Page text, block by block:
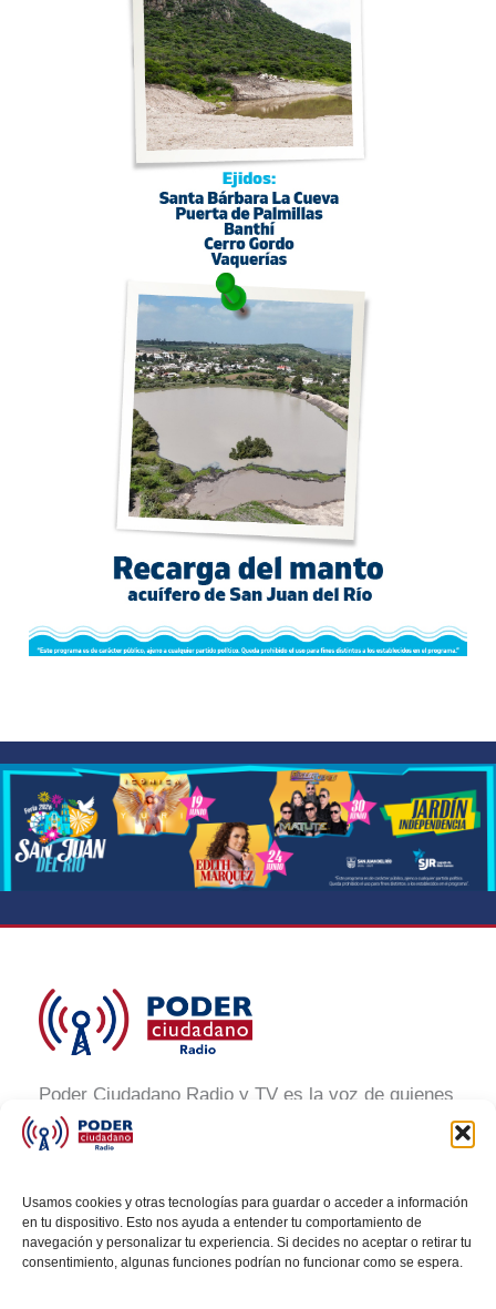
Usamos cookies y otras tecnologías para guardar o acceder a información
en tu dispositivo. Esto nos ayuda a entender tu comportamiento de
navegación y personalizar tu experiencia. Si decides no aceptar o retirar tu
consentimiento, algunas funciones podrían no funcionar como se espera.
Poder Ciudadano Radio y TV es la voz de quienes
buscan un México informado y participativo.
Nuestro compromiso es conectar con la
transformación social a través de noticias claras,
veraces y al alcance de todos.